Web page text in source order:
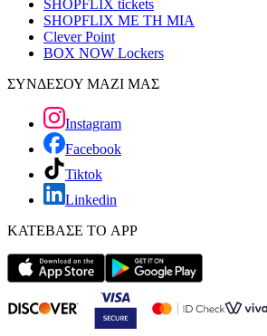
SHOPFLIX tickets
SHOPFLIX ΜΕ ΤΗ ΜΙΑ
Clever Point
BOX NOW Lockers
ΣΥΝΔΕΣΟΥ ΜΑΖΙ ΜΑΣ
Instagram
Facebook
Tiktok
Linkedin
ΚΑΤΕΒΑΣΕ ΤΟ APP